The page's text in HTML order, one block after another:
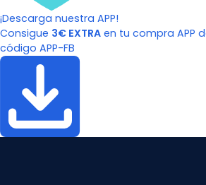
¡Descarga nuestra APP!
Consigue 3€ EXTRA en tu compra APP
código APP-FB